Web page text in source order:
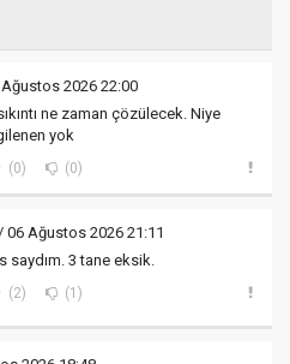
2026 22:00
ne zaman çözülecek. Niye
yok
(0) (0)
06 Ağustos 2026 21:11
saydım. 3 tane eksik.
(2) (1)